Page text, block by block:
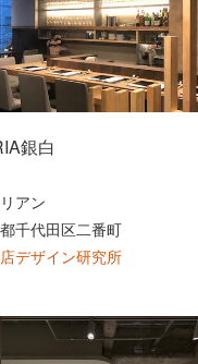
銀白
アン
千代田区二番町
デザイン研究所